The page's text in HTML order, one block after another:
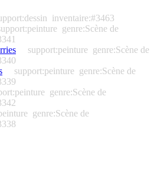
inventaire:#3463
genre:Scène de
support:peinture genre:Scène de
support:peinture genre:Scène de
genre:Scène de
genre:Scène de